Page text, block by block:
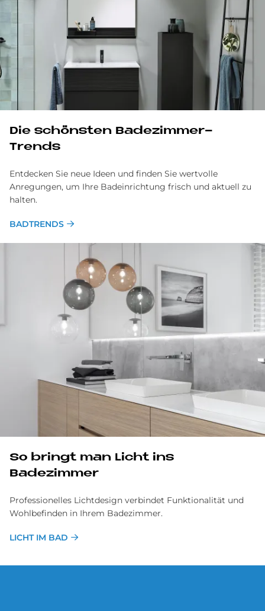
Die schönsten Badezimmer-
Trends
­Entdecken Sie neue Ideen und finden Sie wertvolle
Anregungen, um Ihre Badeinrichtung frisch und aktuell zu
halten.
BADTRENDS
So bringt man Licht ins
Badezimmer
Professionelles Lichtdesign verbindet Funktionalität und
Wohlbefinden in Ihrem Badezimmer.
LICHT IM BAD